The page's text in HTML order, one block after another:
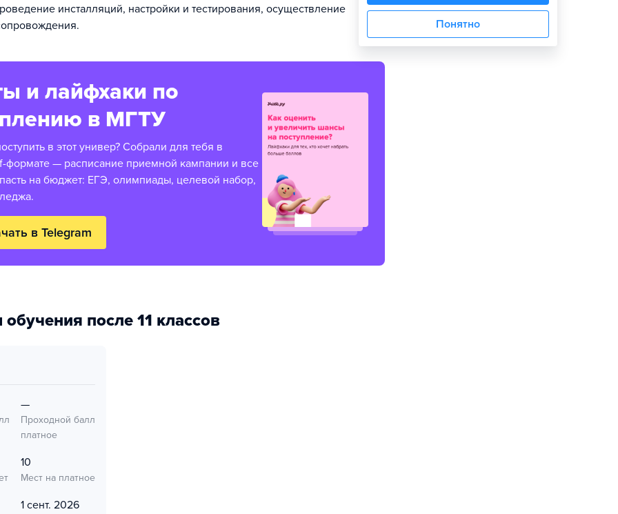
инсталляций, настройки и тестирования, осуществление
и лайфхаки по
в МГТУ
в этот универ? Собрали для тебя в
формате — расписание приемной кампании и все
на бюджет: ЕГЭ, олимпиады, целевой набор,
в Telegram
после 11 классов
—
Проходной балл
платное
10
Мест на платное
1 сент. 2026
Понятно